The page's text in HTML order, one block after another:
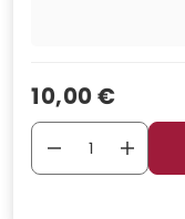
Verkaufspreis
10,00 €